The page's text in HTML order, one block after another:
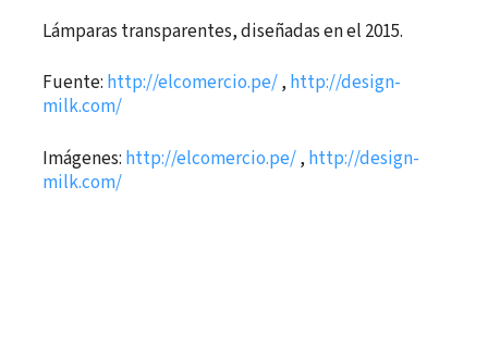
Lámparas transparentes, diseñadas en el 2015.
Fuente: http://elcomercio.pe/, http://design-
milk.com/
Imágenes: http://elcomercio.pe/, http://design-
milk.com/